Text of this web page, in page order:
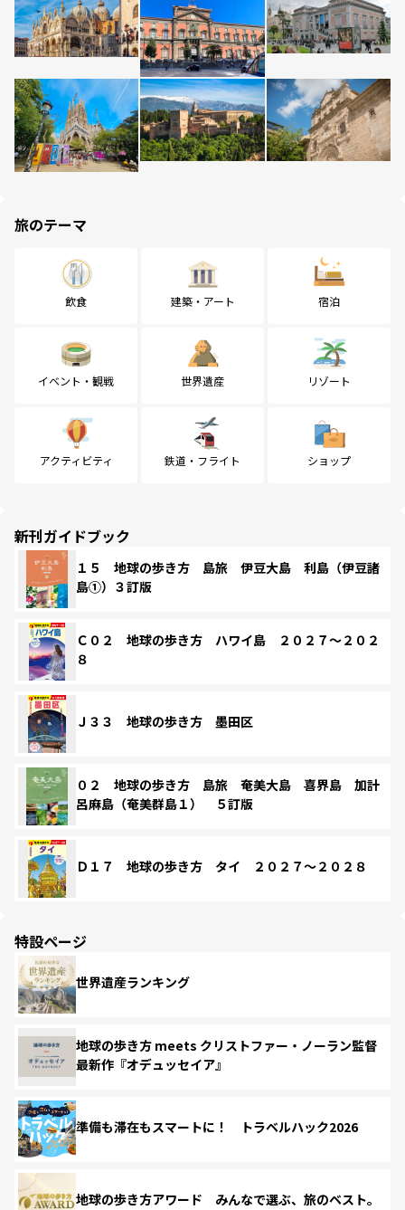
旅のテーマ
飲食 建築・アート 宿泊
イベント・観戦 世界遺産 リゾート
アクティビティ 鉄道・フライト ショップ
新刊ガイドブック
１５ 地球の歩き方 島旅 伊豆大島 利島（伊豆諸
島①）３訂版
Ｃ０２ 地球の歩き方 ハワイ島 ２０２７～２０２
８
Ｊ３３ 地球の歩き方 墨田区
０２ 地球の歩き方 島旅 奄美大島 喜界島 加計
呂麻島（奄美群島１） ５訂版
Ｄ１７ 地球の歩き方 タイ ２０２７～２０２８
特設ページ
世界遺産ランキング
地球の歩き方 meets クリストファー・ノーラン監督
最新作『オデュッセイア』
準備も滞在もスマートに！ トラベルハック2026
地球の歩き方アワード みんなで選ぶ、旅のベスト。